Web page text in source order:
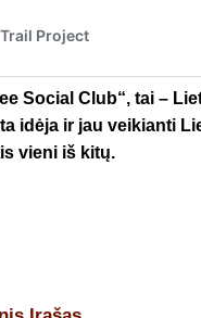
Social Club“, tai –
idėja ir jau veikianti
vieni iš kitų.